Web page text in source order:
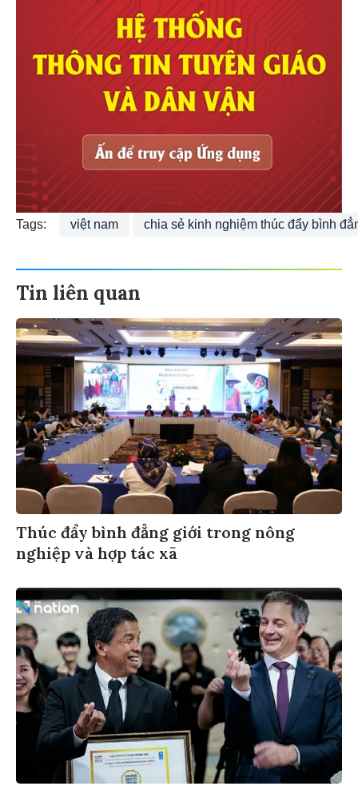
Tags: việt nam chia sẻ kinh nghiệm thúc đẩy bình
Tin liên quan
Thúc đẩy bình đẳng giới trong nông
nghiệp và hợp tác xã